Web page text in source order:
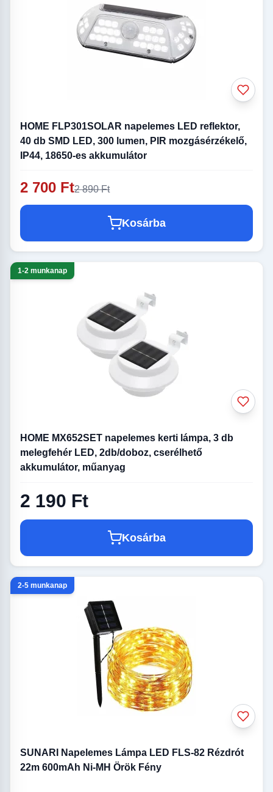
HOME FLP301SOLAR napelemes LED reflektor,
40 db SMD LED, 300 lumen, PIR mozgásérzékelő,
IP44, 18650-es akkumulátor
2 700 Ft2 890 Ft
Kosárba
1-2 munkanap
HOME MX652SET napelemes kerti lámpa, 3 db
melegfehér LED, 2db/doboz, cserélhető
akkumulátor, műanyag
2 190 Ft
Kosárba
2-5 munkanap
SUNARI Napelemes Lámpa LED FLS-82 Rézdrót
22m 600mAh Ni-MH Örök Fény